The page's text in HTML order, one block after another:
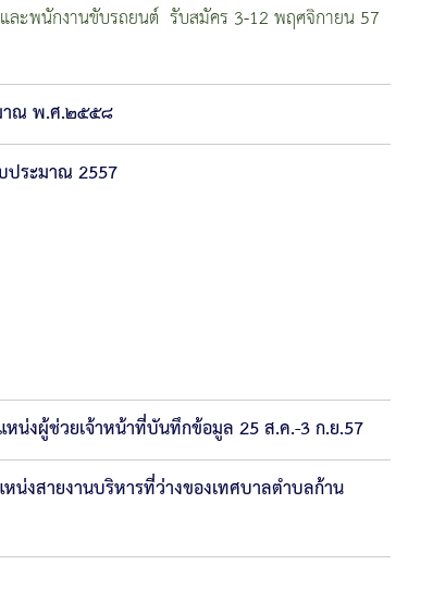
ะพนักงานขับรถยนต์ รับสมัคร 3-12 พฤศจิกายน 57
าณ พ.ศ.๒๕๕๘
ประมาณ 2557
หน่งผู้ช่วยเจ้าหน้าที่บันทึกข้อมูล 25 ส.ค.-3 ก.ย.57
น่งสายงานบริหารที่ว่างของเทศบาลตำบลก้าน